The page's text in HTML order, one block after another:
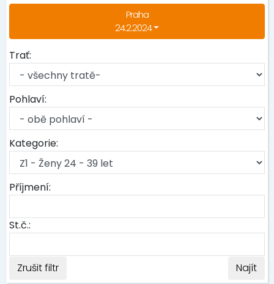
Praha
24.2.2024
Trať:
Pohlaví:
Kategorie:
Příjmení:
St.č.:
Zrušit filtr Najít